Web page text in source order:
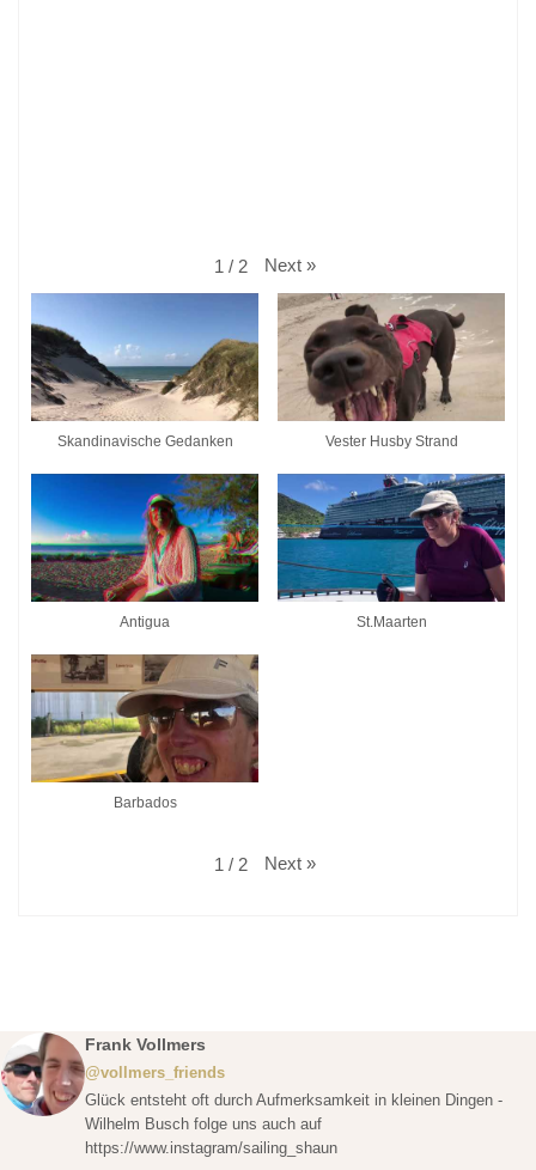
1 / 2 Next »
Skandinavische Gedanken Vester Husby Strand
Antigua St.Maarten
Barbados
1 / 2 Next »
Frank Vollmers
@vollmers_friends
Glück entsteht oft durch Aufmerksamkeit in kleinen Dingen -
Wilhelm Busch folge uns auch auf
https://www.instagram/sailing_shaun